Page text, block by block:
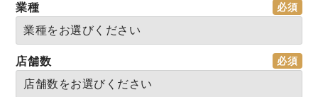
業種
店舗数